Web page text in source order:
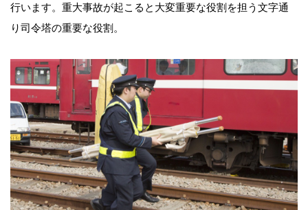
行います。重大事故が起こると大変重要な役割を担う文字通
り司令塔の重要な役割。